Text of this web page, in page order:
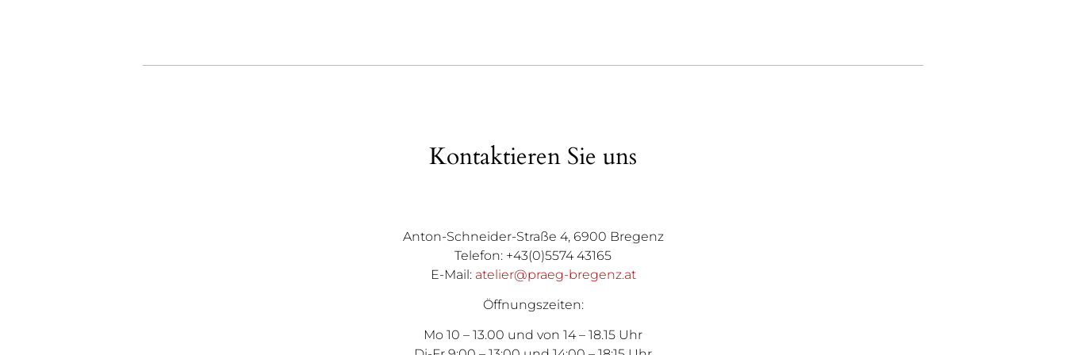
Kontaktieren Sie uns
Anton-Schneider-Straße 4, 6900 Bregenz
Telefon: +43(0)5574 43165
E-Mail: atelier@praeg-bregenz.at
Öffnungszeiten:
Mo 10 – 13.00 und von 14 – 18.15 Uhr